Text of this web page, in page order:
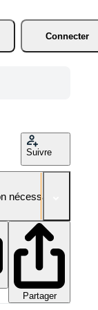
Connecter
Suivre
nécessaire
Partager